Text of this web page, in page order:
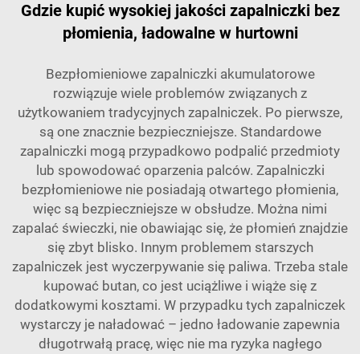
Gdzie kupić wysokiej jakości zapalniczki bez
płomienia, ładowalne w hurtowni
Bezpłomieniowe zapalniczki akumulatorowe
rozwiązuje wiele problemów związanych z
użytkowaniem tradycyjnych zapalniczek. Po pierwsze,
są one znacznie bezpieczniejsze. Standardowe
zapalniczki mogą przypadkowo podpalić przedmioty
lub spowodować oparzenia palców. Zapalniczki
bezpłomieniowe nie posiadają otwartego płomienia,
więc są bezpieczniejsze w obsłudze. Można nimi
zapalać świeczki, nie obawiając się, że płomień znajdzie
się zbyt blisko. Innym problemem starszych
zapalniczek jest wyczerpywanie się paliwa. Trzeba stale
kupować butan, co jest uciążliwe i wiąże się z
dodatkowymi kosztami. W przypadku tych zapalniczek
wystarczy je naładować – jedno ładowanie zapewnia
długotrwałą pracę, więc nie ma ryzyka nagłego